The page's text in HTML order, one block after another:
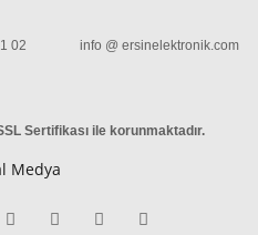
31 02 info @ ersinelektronik.com
Sertifikası ile korunmaktadır.
Medya